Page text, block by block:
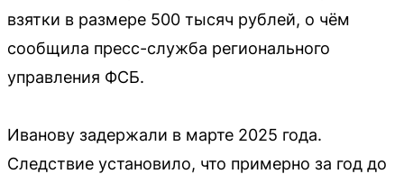
взятки в размере 500 тысяч рублей, о чём
сообщила пресс-служба регионального
управления ФСБ.
Иванову задержали в марте 2025 года.
Следствие установило, что примерно за год до